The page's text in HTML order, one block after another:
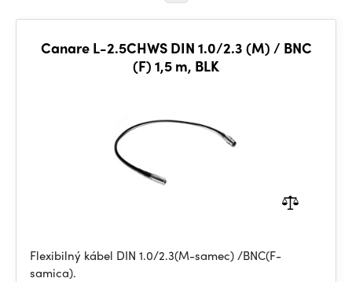
Canare L-2.5CHWS DIN 1.0/2.3 (M) / BNC
(F) 1,5 m, BLK
Flexibilný kábel DIN 1.0/2.3(M-samec) /BNC(F-
samica).